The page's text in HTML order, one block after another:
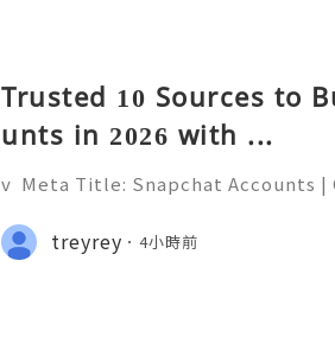
Trusted 10 Sources to
unts in 2026 with ...
v Meta Title: Snapchat Accounts |
eliable 24/7 Customer Support
(506) 541-7768
treyrey 4小時前